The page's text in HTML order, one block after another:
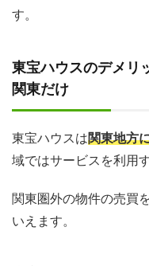
す。
東宝ハウスのデメリ
関東だけ
東宝ハウスは関東地方
域ではサービスを利用
関東圏外の物件の売買
いえます。